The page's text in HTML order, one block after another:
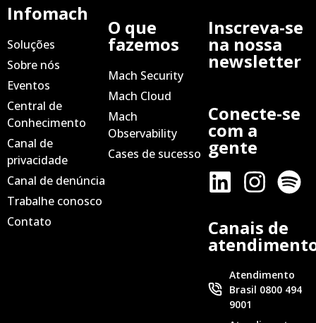
Infomach
Soluções
Sobre nós
Eventos
Central de
Conhecimento
Canal de
privacidade
Canal de denúncia
Trabalhe conosco
Contato
O que
fazemos
Mach Security
Mach Cloud
Mach
Observability
Cases de sucesso
Inscreva-se
na nossa
newsletter
Conecte-se
com a
gente
Canais de
Atendimento
Brasil 0800 494
9001